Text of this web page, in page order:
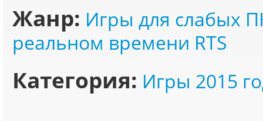
Жанр: Игры для слабых
реальном времени RTS
Категория: Игры 2015